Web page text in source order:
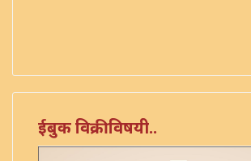
ईबुक विक्रीविषयी..